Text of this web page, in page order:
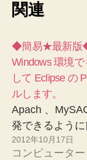
関連
◆簡易★最新版
Windows 環境
して Eclipse の
ルします。
Apach 、
発できるよう
2012年10月17日
コンピューター